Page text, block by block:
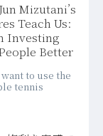
Mizutani’s
Teach Us:
Investing
Better
to use the
tennis